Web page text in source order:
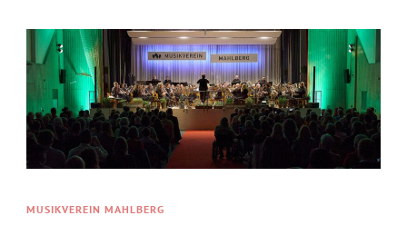
MUSIKVEREIN MAHLBERG